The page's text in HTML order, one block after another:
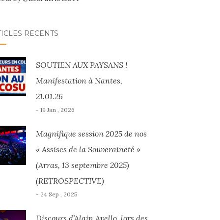
RÉCENTS
SOUTIEN AUX PAYSANS !
Manifestation à Nantes,
21.01.26
- 19 Jan , 2026
Magnifique session 2025 de nos
« Assises de la Souveraineté »
(Arras, 13 septembre 2025)
(RETROSPECTIVE)
- 24 Sep , 2025
Discours d’Alain Avello, lors des